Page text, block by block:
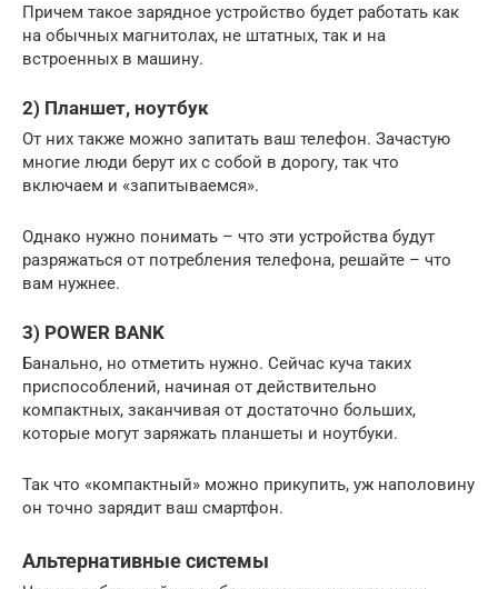
Причем такое зарядное устройство будет работать как
на обычных магнитолах, не штатных, так и на
встроенных в машину.
2) Планшет, ноутбук
От них также можно запитать ваш телефон. Зачастую
многие люди берут их с собой в дорогу, так что
включаем и «запитываемся».
Однако нужно понимать – что эти устройства будут
разряжаться от потребления телефона, решайте – что
вам нужнее.
3) POWER BANK
Банально, но отметить нужно. Сейчас куча таких
приспособлений, начиная от действительно
компактных, заканчивая от достаточно больших,
которые могут заряжать планшеты и ноутбуки.
Так что «компактный» можно прикупить, уж наполовину
он точно зарядит ваш смартфон.
Альтернативные системы